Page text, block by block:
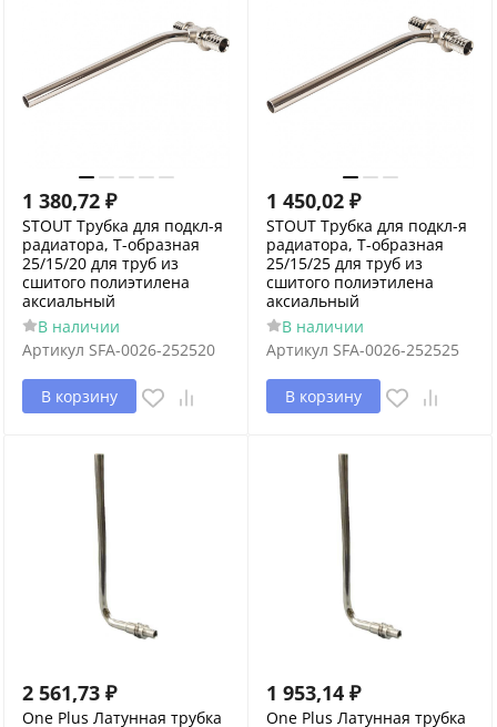
1 380,72 ₽
STOUT Трубка для подкл-я
радиатора, Т-образная
25/15/20 для труб из
сшитого полиэтилена
аксиальный
В наличии
Артикул SFA-0026-252520
В корзину
1 450,02 ₽
STOUT Трубка для подкл-я
радиатора, Т-образная
25/15/25 для труб из
сшитого полиэтилена
аксиальный
В наличии
Артикул SFA-0026-252525
В корзину
2 561,73 ₽
One Plus Латунная трубка
1 953,14 ₽
One Plus Латунная трубка